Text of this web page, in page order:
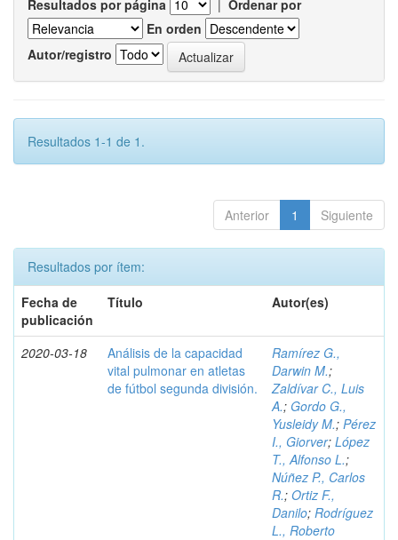
Resultados por página | Ordenar por
En orden
Autor/registro
Resultados 1-1 de 1.
Anterior 1 Siguiente
Resultados por ítem:
Fecha de
publicación
Título Autor(es)
2020-03-18
Análisis de la capacidad
vital pulmonar en atletas
de fútbol segunda división.
Ramírez G.,
Darwin M.;
Zaldívar C., Luis
A.; Gordo G.,
Yusleidy M.; Pérez
I., Giorver; López
T., Alfonso L.;
Núñez P., Carlos
R.; Ortiz F.,
Danilo; Rodríguez
L., Roberto